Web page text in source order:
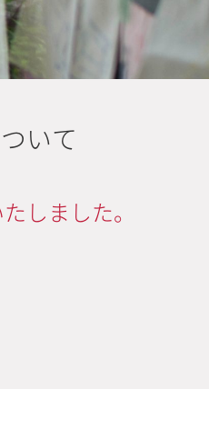
いて
しました。